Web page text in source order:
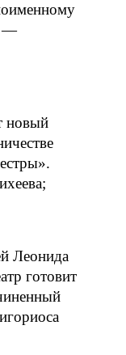
—
новый
Леонида
готовит